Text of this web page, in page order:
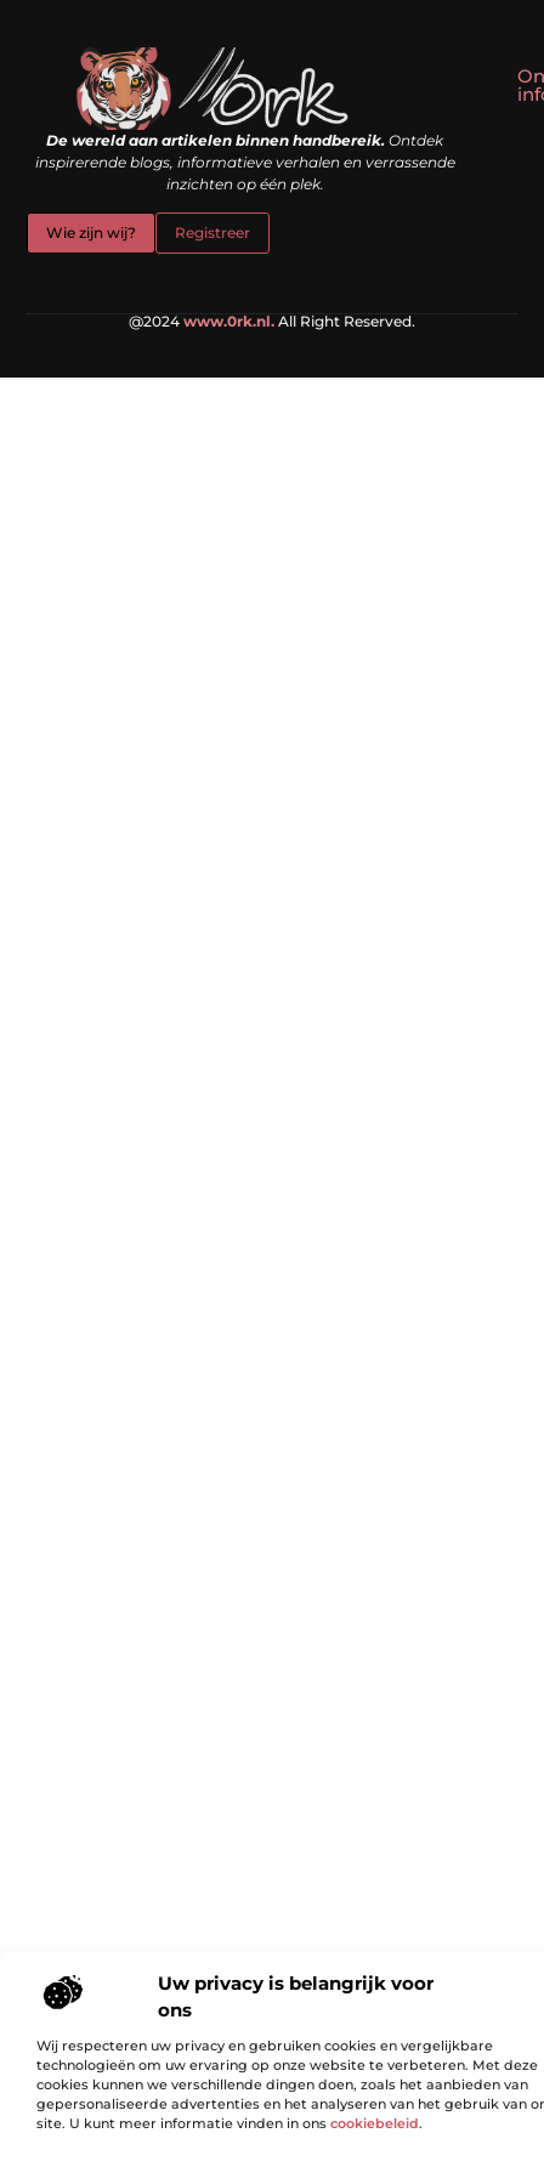
Uw privacy is belangrijk voor
ons
Wij respecteren uw privacy en gebruiken cookies en vergelijkbare
technologieën om uw ervaring op onze website te verbeteren. Met deze
cookies kunnen we verschillende dingen doen, zoals het aanbieden van
gepersonaliseerde advertenties en het analyseren van het gebruik van
site. U kunt meer informatie vinden in ons cookiebeleid.
De wereld aan artikelen binnen handbereik. Ontdek
inspirerende blogs, informatieve verhalen en verrassende
inzichten op één plek.
Wie zijn wij? Registreer
@2024 www.0rk.nl. All Right Reserved.